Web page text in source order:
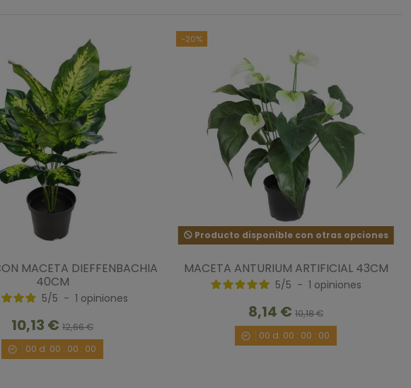
hay que exagerar sigue pareciendo artificial. Pero da el pego eso si
23/7/2020
MACETA DIEFFENBACHIA
40CM
5/5 - 1 opiniones
10,13 € 12,66 €
00 d. 00 : 00 : 00
-20%
Producto disponible con otras opciones
MACETA ANTURIUM ARTIFICIAL 43CM
5/5 - 1 opiniones
8,14 € 10,18 €
00 d. 00 : 00 : 00